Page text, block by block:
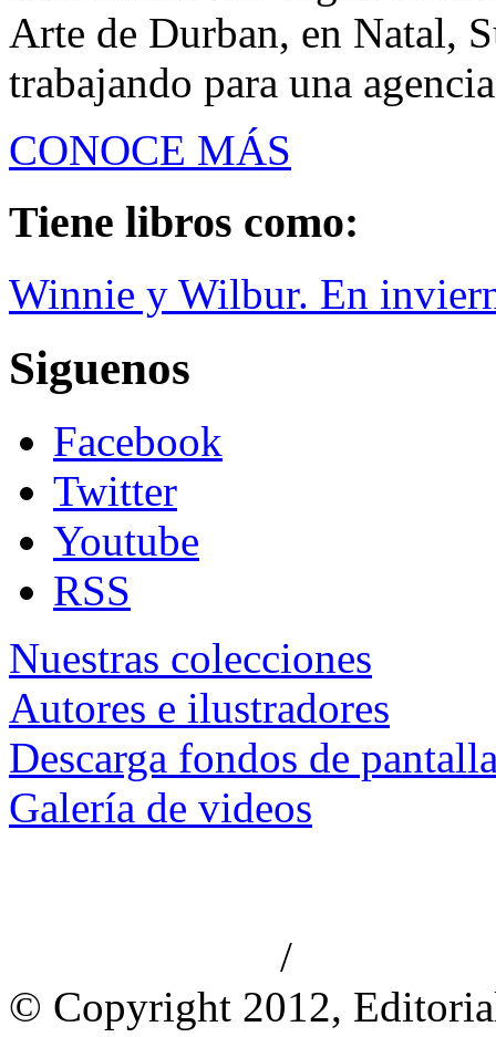
Arte de Durban, en Natal,
trabajando para una
CONOCE MÁS
Tiene libros como:
Winnie y Wilbur. En
Siguenos
Facebook
Twitter
Youtube
RSS
Nuestras colecciones
Autores e ilustradores
Descarga fondos de
Galería de videos
/
© Copyright 2012,